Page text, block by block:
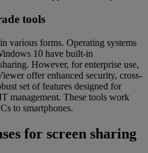
tools
various forms. Operating systems
10 have built-in
However, for enterprise use,
offer enhanced security, cross-
set of features designed for
management. These tools work
to smartphones.
for screen sharing